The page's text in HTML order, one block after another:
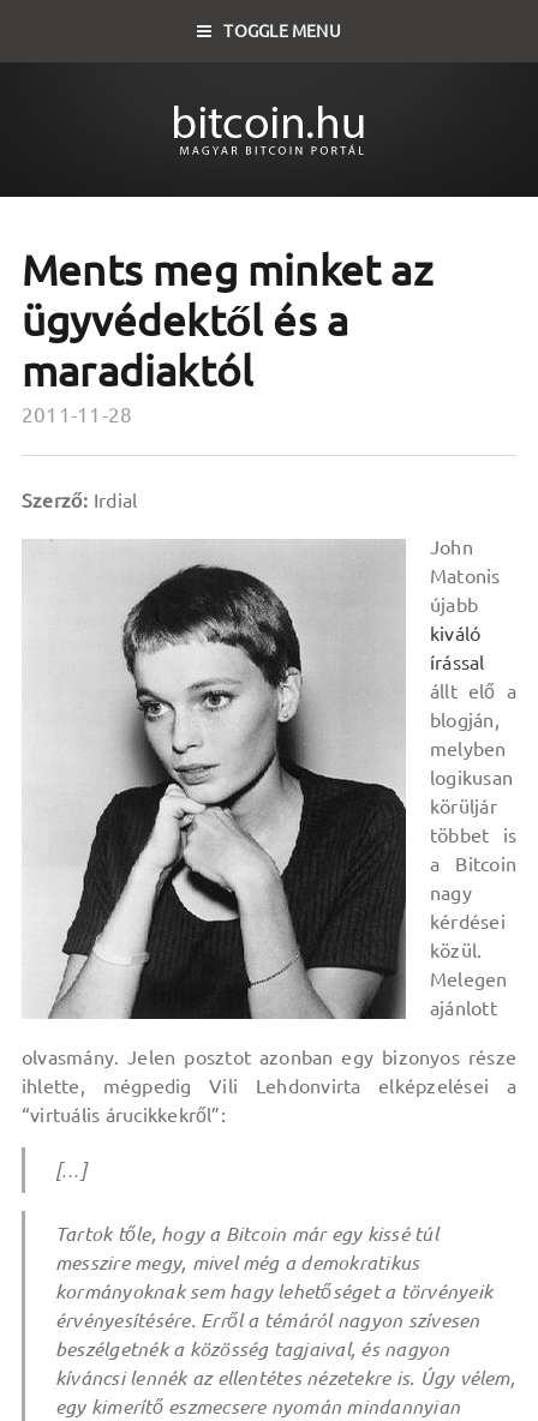
TOGGLE MENU
Ments meg minket az
ügyvédektől és a
maradiaktól
2011-11-28
Szerző: Irdial
John
Matonis
újabb
kiváló
írással
állt elő a
blogján,
melyben
logikusan
körüljár
többet is
a Bitcoin
nagy
kérdései
közül.
Melegen
ajánlott
olvasmány. Jelen posztot azonban egy bizonyos része
ihlette, mégpedig Vili Lehdonvirta elképzelései a
“virtuális árucikkekről”:
[…]
Tartok tőle, hogy a Bitcoin már egy kissé túl
messzire megy, mivel még a demokratikus
kormányoknak sem hagy lehetőséget a törvényeik
érvényesítésére. Erről a témáról nagyon szívesen
beszélgetnék a közösség tagjaival, és nagyon
kíváncsi lennék az ellentétes nézetekre is. Úgy vélem,
egy kimerítő eszmecsere nyomán mindannyian